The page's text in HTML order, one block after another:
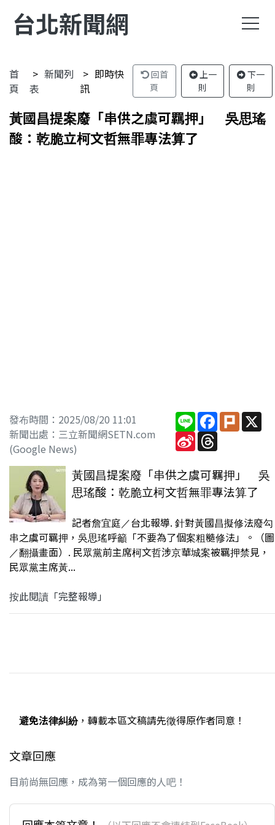
台北新聞網
首
頁
新聞列
表
即時快
訊
回首
頁
上一
則
下一
則
黃國昌提案廢「串供之虞可羈押」 吳思瑤
酸：乾脆立柯文哲無罪專法算了
發布時間：2025/08/20 11:01
新聞出處：三立新聞網SETN.com
(Google News)
LineFacebook
PlurkX
Sina
Weibo
Threads
黃國昌提案廢「串供之虞可羈押」 吳
思瑤酸：乾脆立柯文哲無罪專法算了
記者詹宜庭／台北報導. 針對黃國昌擬修法廢勾
串之虞可羈押，吳思瑤呼籲「不要為了個案粗糙修法」。（圖
／翻攝畫面）. 民眾黨前主席柯文哲涉京華城案被羈押禁見，
民眾黨主席黃...
按此閱讀「完整報導」
避免法律糾紛，轉載本區文稿請先徵得原作者同意！
文章回應
目前尚無回應，成為第一個回應的人吧！